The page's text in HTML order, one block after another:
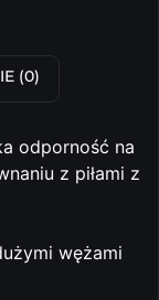
(0)
odporność na
z piłami z
wężami